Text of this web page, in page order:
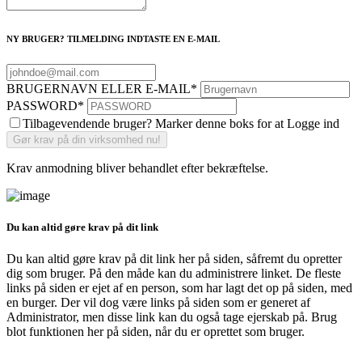
NY BRUGER? TILMELDING INDTASTE EN E-MAIL
BRUGERNAVN ELLER E-MAIL*
PASSWORD*
Tilbagevendende bruger? Marker denne boks for at Logge ind
Krav anmodning bliver behandlet efter bekræftelse.
Du kan altid gøre krav på dit link
Du kan altid gøre krav på dit link her på siden, såfremt du opretter
dig som bruger. På den måde kan du administrere linket. De fleste
links på siden er ejet af en person, som har lagt det op på siden, med
en burger. Der vil dog være links på siden som er generet af
Administrator, men disse link kan du også tage ejerskab på. Brug
blot funktionen her på siden, når du er oprettet som bruger.